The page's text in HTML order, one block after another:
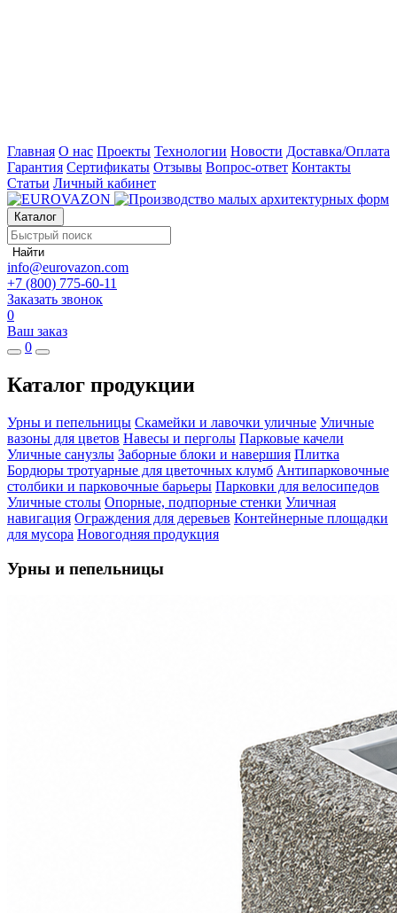
Главная О нас Проекты Технологии Новости Доставка/Оплата
Гарантия Сертификаты Отзывы Вопрос-ответ Контакты
Статьи Личный кабинет
Каталог
Найти
info@eurovazon.com
+7 (800) 775-60-11
Заказать звонок
0
Ваш заказ
0
Каталог продукции
Урны и пепельницы Скамейки и лавочки уличные Уличные
вазоны для цветов Навесы и перголы Парковые качели
Уличные санузлы Заборные блоки и навершия Плитка
Бордюры тротуарные для цветочных клумб Антипарковочные
столбики и парковочные барьеры Парковки для велосипедов
Уличные столы Опорные, подпорные стенки Уличная
навигация Ограждения для деревьев Контейнерные площадки
для мусора Новогодняя продукция
Урны и пепельницы